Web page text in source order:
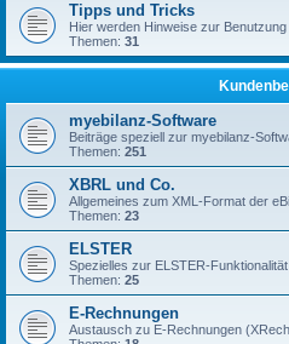
Tipps und Tricks
Hier werden Hinweise zur
Themen: 31
myebilanz-Software
Beiträge speziell zur myebilanz-
Themen: 251
XBRL und Co.
Allgemeines zum XML-Format der
Themen: 23
ELSTER
Spezielles zur ELSTER-Funktionalität
Themen: 25
E-Rechnungen
Austausch zu E-Rechnungen